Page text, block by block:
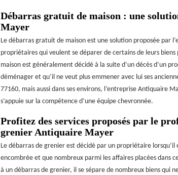
Débarras gratuit de maison : une
Mayer
Le débarras gratuit de maison est une solution proposée par
propriétaires qui veulent se déparer de certains de leurs biens
maison est généralement décidé à la suite d’un décès d’un
déménager et qu’il ne veut plus emmener avec lui ses
77160, mais aussi dans ses environs, l’entreprise Antiquaire
s’appuie sur la compétence d’une équipe chevronnée.
Profitez des services proposés par le
grenier Antiquaire Mayer
Le débarras de grenier est décidé par un propriétaire
encombrée et que nombreux parmi les affaires placées dans
à un débarras de grenier, il se sépare de nombreux biens qui